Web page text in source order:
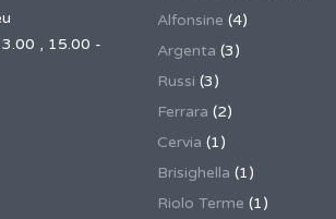
, 15.00 -
Alfonsine (4)
Argenta (3)
Russi (3)
Ferrara (2)
Cervia (1)
Brisighella (1)
Riolo Terme (1)